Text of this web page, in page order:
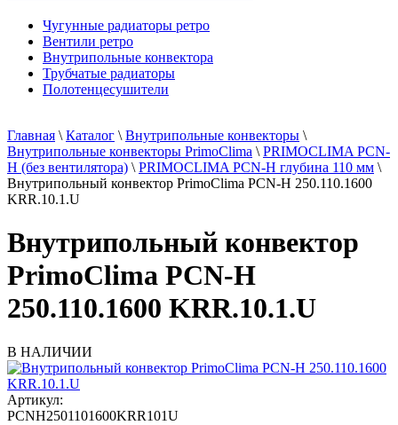
Чугунные радиаторы ретро
Вентили ретро
Внутрипольные конвектора
Трубчатые радиаторы
Полотенцесушители
Главная \ Каталог \ Внутрипольные конвекторы \
Внутрипольные конвекторы PrimoClima \ PRIMOCLIMA PCN-
H (без вентилятора) \ PRIMOCLIMA PCN-H глубина 110 мм \
Внутрипольный конвектор PrimoClima PCN-H 250.110.1600
KRR.10.1.U
Внутрипольный конвектор
PrimoClima PCN-H
250.110.1600 KRR.10.1.U
В НАЛИЧИИ
Артикул:
PCNH2501101600KRR101U